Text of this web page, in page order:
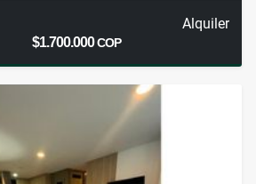
Alquiler
$1.700.000COP